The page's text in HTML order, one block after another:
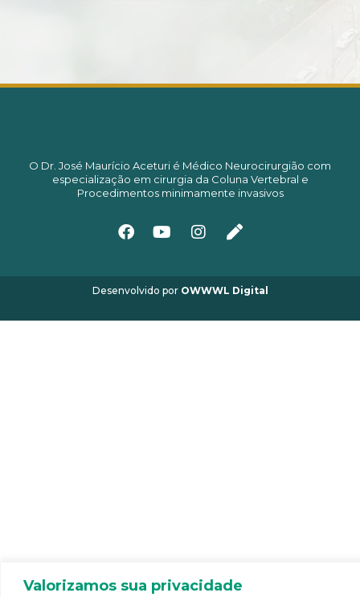
Valorizamos sua privacidade
O Dr. José Maurício Aceturi é Médico Neurocirurgião com
especialização em cirurgia da Coluna Vertebral e
Procedimentos minimamente invasivos
Facebook
YoutubeInstagram
Pen
Desenvolvido por OWWWL Digital